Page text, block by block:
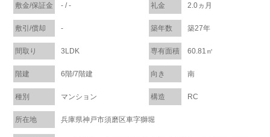
敷金/保証金 - / - 礼金 2.0ヵ月
敷引/償却 - 築年数 築27年
間取り 3LDK 専有面積 60.81㎡
階建 6階/7階建 向き 南
種別 マンション 構造 RC
所在地 兵庫県神戸市須磨区車字獅堀